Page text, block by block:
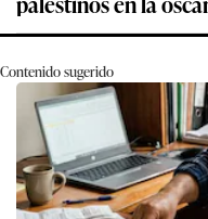
Contenido sugerido